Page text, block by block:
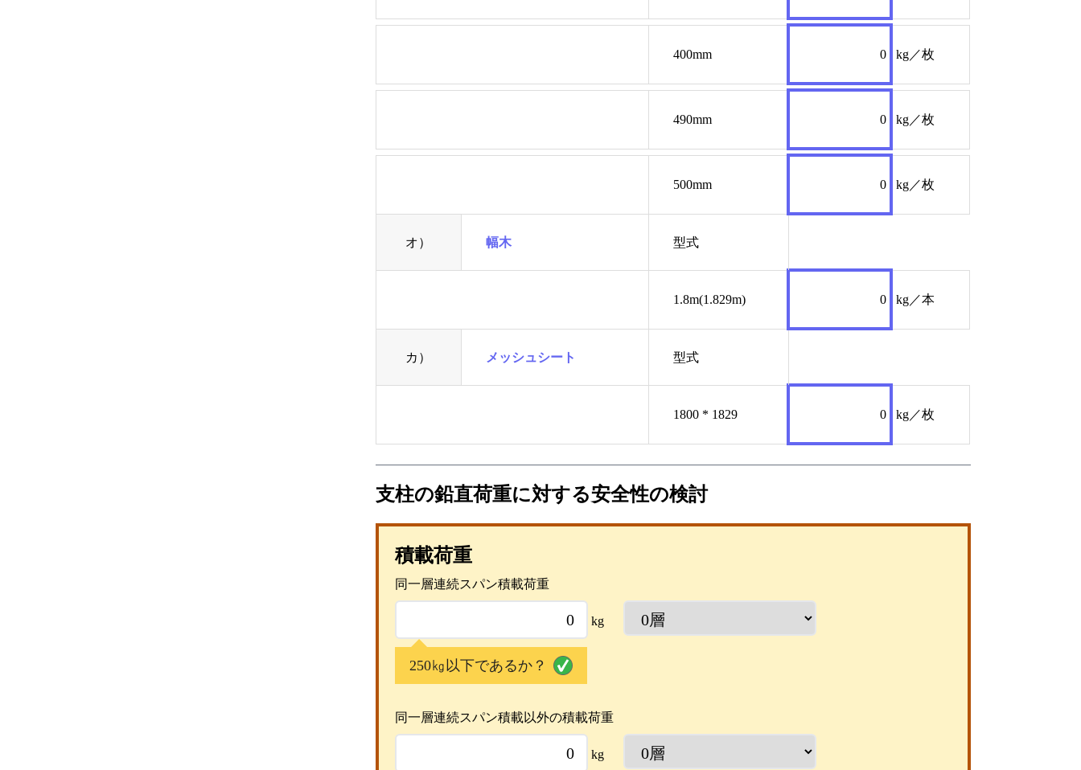
400mm 0 kg／枚
490mm 0 kg／枚
500mm 0 kg／枚
オ） 幅木 型式
1.8m(1.829m) 0 kg／本
カ） メッシュシート 型式
1800 * 1829 0 kg／枚
支柱の鉛直荷重に対する安全性の検討
積載荷重
同一層連続スパン積載荷重
kg
250㎏以下であるか？
同一層連続スパン積載以外の積載荷重
kg